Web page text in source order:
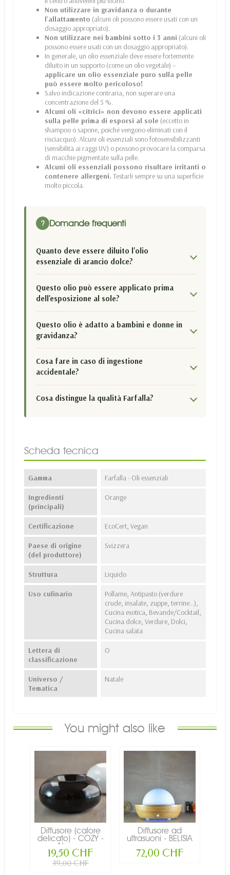
Non utilizzare in gravidanza o durante
l'allattamento (alcuni oli possono essere usati con un
dosaggio appropriato).
Non utilizzare nei bambini sotto i 3 anni (alcuni oli
possono essere usati con un dosaggio appropriato).
In generale, un olio essenziale deve essere fortemente
diluito in un supporto (come un olio vegetale) –
applicare un olio essenziale puro sulla pelle
può essere molto pericoloso!
Salvo indicazione contraria, non superare una
concentrazione del 5 %.
Alcuni oli «citrici» non devono essere applicati
sulla pelle prima di esporsi al sole (eccetto in
shampoo o sapone, poiché vengono eliminati con il
risciacquo). Alcuni oli essenziali sono fotosensibilizzanti
(sensibilità ai raggi UV) o possono provocare la comparsa
di macchie pigmentate sulla pelle.
Alcuni oli essenziali possono risultare irritanti o
contenere allergeni. Testarli sempre su una superficie
molto piccola.
? Domande frequenti
Quanto deve essere diluito l'olio
essenziale di arancio dolce?
Questo olio può essere applicato prima
dell'esposizione al sole?
Questo olio è adatto a bambini e donne in
gravidanza?
Cosa fare in caso di ingestione
accidentale?
Cosa distingue la qualità Farfalla?
Scheda tecnica
Gamma Farfalla - Oli essenziali
Ingredienti
(principali)
Orange
Certificazione EcoCert, Vegan
Paese di origine
(del produttore)
Svizzera
Struttura Liquido
Uso culinario
Pollame, Antipasto (verdure
crude, insalate, zuppe, terrine...),
Cucina esotica, Bevande/Cocktail,
Cucina dolce, Verdure, Dolci,
Cucina salata
Lettera di
classificazione
O
Universo /
Tematica
Natale
You might also like
Diffusore (calore
delicato) - COZY -
Nero...
19,50 CHF
39,00 CHF
Diffusore ad
ultrasuoni - BELISIA
72,00 CHF